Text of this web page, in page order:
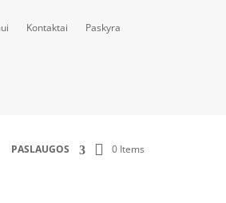
Kontaktai Paskyra
PASLAUGOS 0 Items